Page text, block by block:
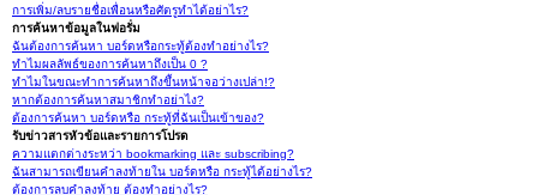
การเพิ่ม/ลบรายชื่อเพื่อนหรือศัตรูทำได้อย่าไร?
การค้นหาข้อมูลในฟอรั่ม
ฉันต้องการค้นหา บอร์ดหรือกระทู้ต้องทำอย่างไร?
ทำไมผลลัพธ์ของการค้นหาถึงเป็น 0 ?
ทำไมในขณะทำการค้นหาถึงขึ้นหน้าจอว่างเปล่า!?
หากต้องการค้นหาสมาชิกทำอย่าไง?
ต้องการค้นหา บอร์ดหรือ กระทู้ที่ฉันเป็นเข้าของ?
รับข่าวสารหัวข้อและรายการโปรด
ความแตกต่างระหว่า bookmarking และ subscribing?
ฉันสามารถเขียนคำลงท้ายใน บอร์ดหรือ กระทู้ได้อย่างไร?
ต้องการลบคำลงท้าย ต้องทำอย่างไร?